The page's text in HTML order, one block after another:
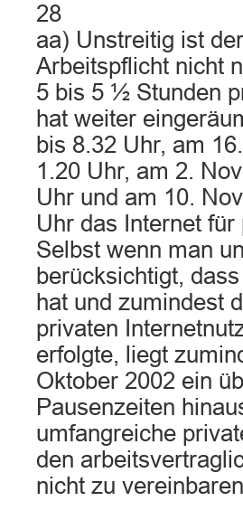
28
aa) Unstreitig ist
Arbeitspflicht nicht
5 bis 5 ½ Stunden
hat weiter
bis 8.32 Uhr, am
1.20 Uhr, am 2.
Uhr und am 10.
Uhr das Internet
Selbst wenn man
berücksichtigt,
hat und zumindest
privaten
erfolgte, liegt
Oktober 2002 ein
Pausenzeiten
umfangreiche
den
nicht zu